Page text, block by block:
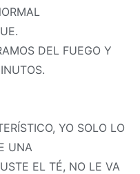
DEL FUEGO Y
YO SOLO LO
UNA
EL TÉ, NO LE VA